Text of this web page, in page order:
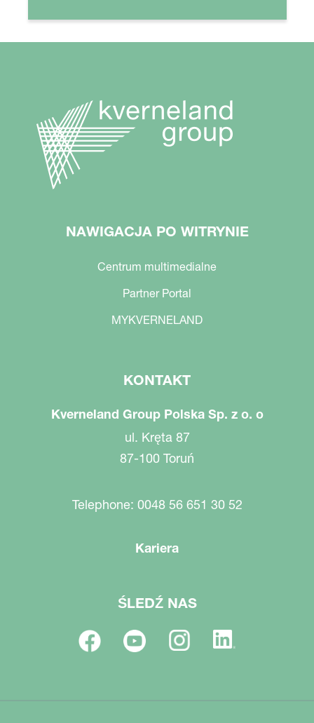
NAWIGACJA PO WITRYNIE
Centrum multimedialne
Partner Portal
MYKVERNELAND
KONTAKT
Kverneland Group Polska Sp. z o. o
ul. Kręta 87
87-100 Toruń
Telephone: 0048 56 651 30 52
Kariera
ŚLEDŹ NAS